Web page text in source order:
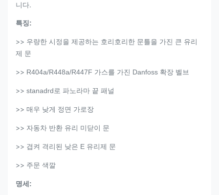
니다.
특징:
>> 우량한 시정을 제공하는 호리호리한 문틀을 가진 큰 유리
제 문
>> R404a/R448a/R447F 가스를 가진 Danfoss 확장 벨브
>> stanadrd로 파노라마 끝 패널
>> 매우 낮게 정면 가로장
>> 자동차 반환 유리 미닫이 문
>> 겹켜 격리된 낮은 E 유리제 문
>> 주문 색깔
명세: